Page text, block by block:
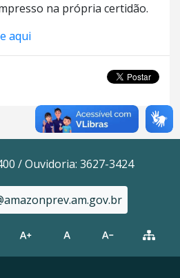
na própria certidão.
aqui
/ Ouvidoria: 3627-3424